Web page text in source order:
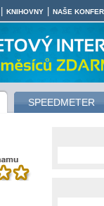
SPEEDMETER
KNIHOVNY NAŠE